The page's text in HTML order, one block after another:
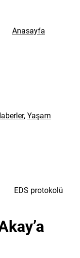
Anasayfa
,Yaşam
EDS protokolü